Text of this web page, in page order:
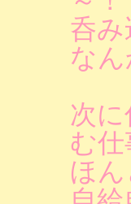
呑
なん
次
む
ほん